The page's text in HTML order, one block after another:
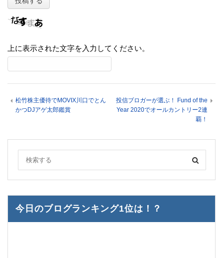
上に表示された文字を入力してください。
松竹株主優待でMOVIX川口でとん
かつDJアゲ太郎鑑賞
投信ブロガーが選ぶ！ Fund of the
Year 2020でオールカントリー2連
覇！
今日のブログランキング1位は！？